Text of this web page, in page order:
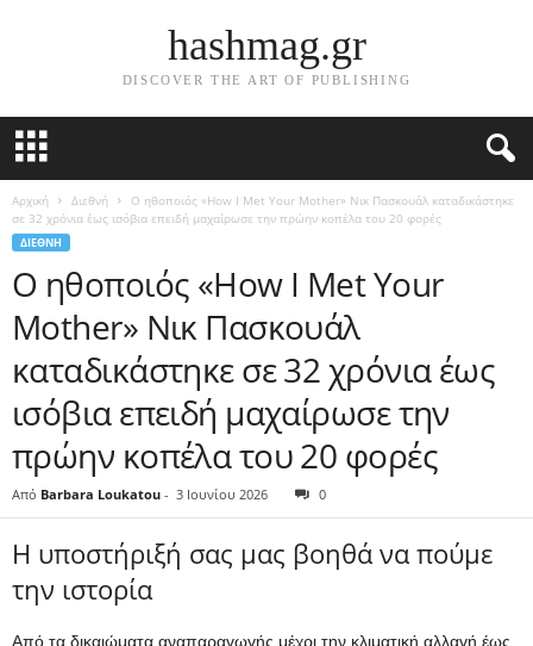
hashmag.gr
DISCOVER THE ART OF PUBLISHING
Αρχική Διεθνή
Ο ηθοποιός «How I Met Your Mother» Νικ Πασκουάλ καταδικάστηκε
σε 32 χρόνια έως ισόβια επειδή μαχαίρωσε την πρώην κοπέλα του 20 φορές
ΔΙΕΘΝΉ
Ο ηθοποιός «How I Met Your
Mother» Νικ Πασκουάλ
καταδικάστηκε σε 32 χρόνια έως
ισόβια επειδή μαχαίρωσε την
πρώην κοπέλα του 20 φορές
Από Barbara Loukatou - 3 Ιουνίου 2026 0
Η υποστήριξή σας μας βοηθά να πούμε
την ιστορία
Από τα δικαιώματα αναπαραγωγής μέχρι την κλιματική αλλαγή έως